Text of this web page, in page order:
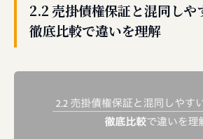
2.2 売掛債権保証と混同しや
徹底比較で違いを理解